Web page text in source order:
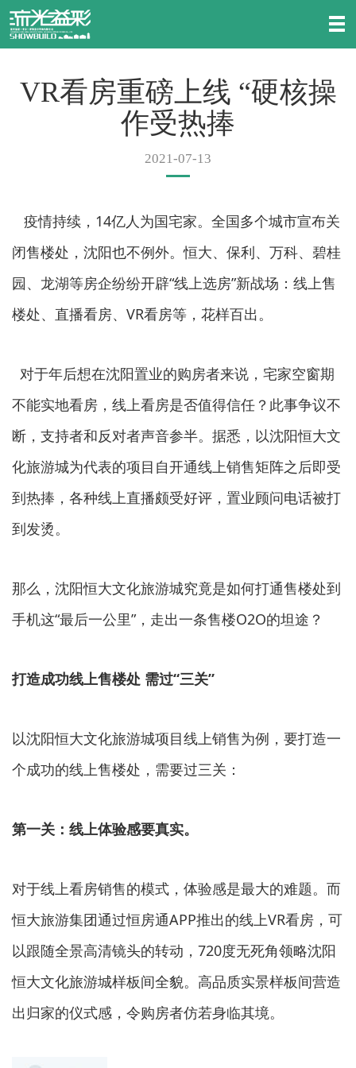
VR看房重磅上线 “硬核操
作受热捧
2021-07-13
疫情持续，14亿人为国宅家。全国多个城市宣布关
闭售楼处，沈阳也不例外。恒大、保利、万科、碧桂
园、龙湖等房企纷纷开辟“线上选房”新战场：线上售
楼处、直播看房、VR看房等，花样百出。
对于年后想在沈阳置业的购房者来说，宅家空窗期
不能实地看房，线上看房是否值得信任？此事争议不
断，支持者和反对者声音参半。据悉，以沈阳恒大文
化旅游城为代表的项目自开通线上销售矩阵之后即受
到热捧，各种线上直播颇受好评，置业顾问电话被打
到发烫。
那么，沈阳恒大文化旅游城究竟是如何打通售楼处到
手机这“最后一公里”，走出一条售楼O2O的坦途？
打造成功线上售楼处 需过“三关”
以沈阳恒大文化旅游城项目线上销售为例，要打造一
个成功的线上售楼处，需要过三关：
第一关： 线上体验感要真实。
对于线上看房销售的模式，体验感是最大的难题。而
恒大旅游集团通过恒房通APP推出的线上VR看房，可
以跟随全景高清镜头的转动，720度无死角领略沈阳
恒大文化旅游城样板间全貌。高品质实景样板间营造
出归家的仪式感，令购房者仿若身临其境。